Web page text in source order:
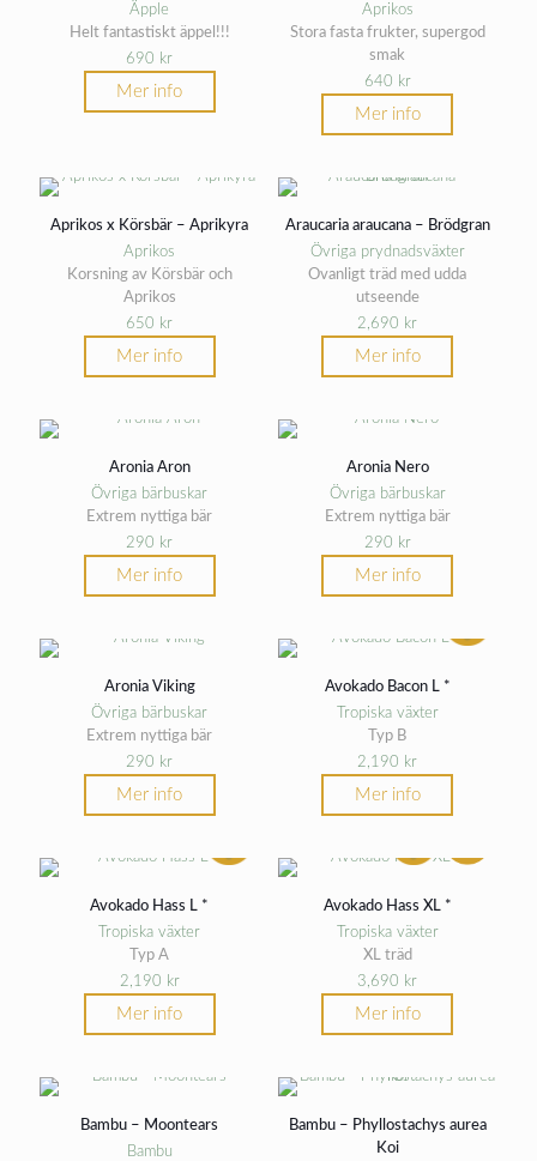
Äpple
Helt fantastiskt äppel!!!
690 kr
Mer info
Aprikos
Stora fasta frukter, supergod
smak
640 kr
Mer info
Aprikos x Körsbär – Aprikyra
Aprikos
Korsning av Körsbär och
Aprikos
650 kr
Mer info
Araucaria araucana – Brödgran
Övriga prydnadsväxter
Ovanligt träd med udda
utseende
2,690 kr
Mer info
Aronia Aron
Övriga bärbuskar
Extrem nyttiga bär
290 kr
Mer info
Aronia Nero
Övriga bärbuskar
Extrem nyttiga bär
290 kr
Mer info
Aronia Viking
Övriga bärbuskar
Extrem nyttiga bär
290 kr
Mer info
Avokado Bacon L *
Tropiska växter
Typ B
2,190 kr
Mer info
Avokado Hass L *
Tropiska växter
Typ A
2,190 kr
Mer info
Avokado Hass XL *
Tropiska växter
XL träd
3,690 kr
Mer info
Bambu – Moontears
Bambu
Bambu – Phyllostachys aurea
Koi